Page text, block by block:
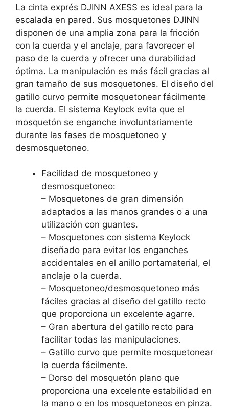
La cinta exprés DJINN AXESS es ideal para la
escalada en pared. Sus mosquetones DJINN
disponen de una amplia zona para la fricción
con la cuerda y el anclaje, para favorecer el
paso de la cuerda y ofrecer una durabilidad
óptima. La manipulación es más fácil gracias al
gran tamaño de sus mosquetones. El diseño del
gatillo curvo permite mosquetonear fácilmente
la cuerda. El sistema Keylock evita que el
mosquetón se enganche involuntariamente
durante las fases de mosquetoneo y
desmosquetoneo.
Facilidad de mosquetoneo y
desmosquetoneo:
– Mosquetones de gran dimensión
adaptados a las manos grandes o a una
utilización con guantes.
– Mosquetones con sistema Keylock
diseñado para evitar los enganches
accidentales en el anillo portamaterial, el
anclaje o la cuerda.
– Mosquetoneo/desmosquetoneo más
fáciles gracias al diseño del gatillo recto
que proporciona un excelente agarre.
– Gran abertura del gatillo recto para
facilitar todas las manipulaciones.
– Gatillo curvo que permite mosquetonear
la cuerda fácilmente.
– Dorso del mosquetón plano que
proporciona una excelente estabilidad en
la mano o en los mosquetoneos en pinza.